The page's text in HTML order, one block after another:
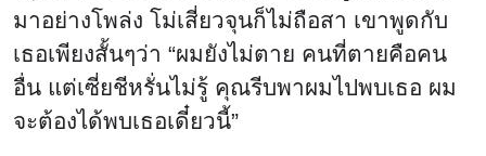
มาอย่างโพล่ง โม่เสี่ยวจุนก็ไม่ถือสา เขาพูดกับ
เธอเพียงสั้นๆว่า “ผมยังไม่ตาย คนที่ตายคือคน
อื่น แต่เซี่ยชีหรั่นไม่รู้ คุณรีบพาผมไปพบเธอ ผม
จะต้องได้พบเธอเดี๋ยวนี้”